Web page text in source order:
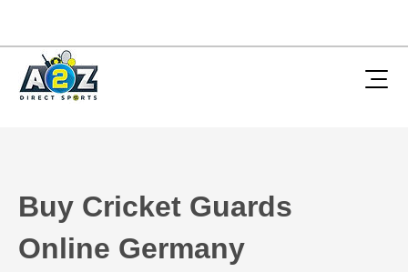
Buy Cricket Guards
Online Germany